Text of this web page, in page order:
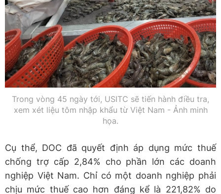
Trong vòng 45 ngày tới, USITC sẽ tiến hành điều tra,
xem xét liệu tôm nhập khẩu từ Việt Nam - Ảnh minh
họa.
Cụ thể, DOC đã quyết định áp dụng mức thuế
chống trợ cấp 2,84% cho phần lớn các doanh
nghiệp Việt Nam. Chỉ có một doanh nghiệp phải
chịu mức thuế cao hơn đáng kể là 221,82% do